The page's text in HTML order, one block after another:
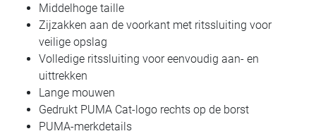
Middelhoge taille
Zijzakken aan de voorkant met ritssluiting voor
veilige opslag
Volledige ritssluiting voor eenvoudig aan- en
uittrekken
Lange mouwen
Gedrukt PUMA Cat-logo rechts op de borst
PUMA-merkdetails